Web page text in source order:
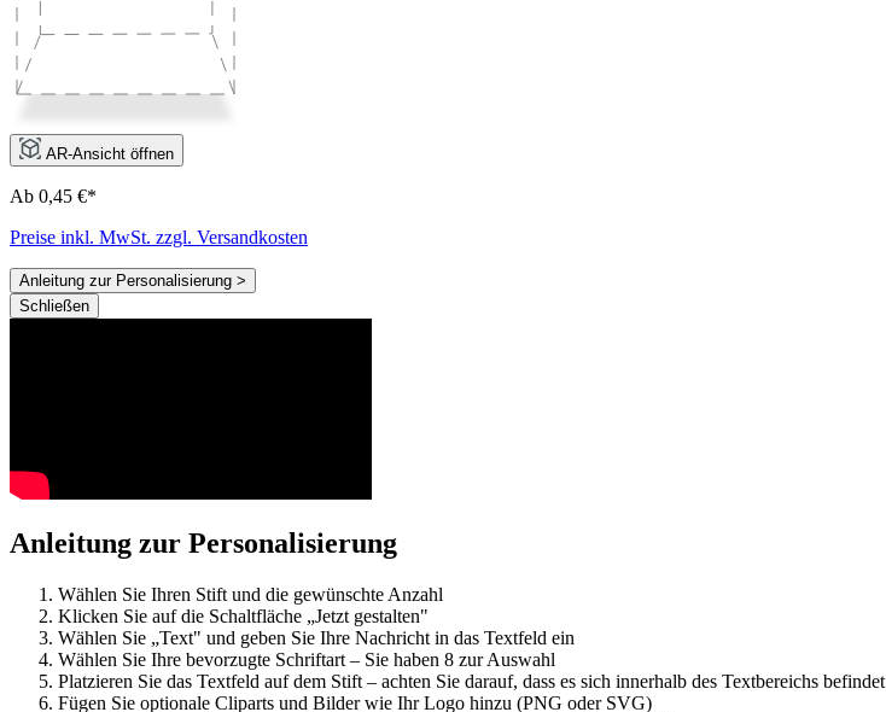
AR-Ansicht öffnen
Ab 0,45 €*
Preise inkl. MwSt. zzgl. Versandkosten
Anleitung zur Personalisierung >
Schließen
Anleitung zur Personalisierung
Wählen Sie Ihren Stift und die gewünschte Anzahl
Klicken Sie auf die Schaltfläche „Jetzt gestalten"
Wählen Sie „Text" und geben Sie Ihre Nachricht in das Textfeld ein
Wählen Sie Ihre bevorzugte Schriftart – Sie haben 8 zur Auswahl
Platzieren Sie das Textfeld auf dem Stift – achten Sie darauf, dass es sich innerhalb des Textbereichs befindet
Fügen Sie optionale Cliparts und Bilder wie Ihr Logo hinzu (PNG oder SVG)